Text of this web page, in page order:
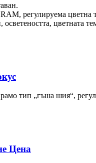
регулируема цветна
цветната
тип „гъша шия“,
Цена